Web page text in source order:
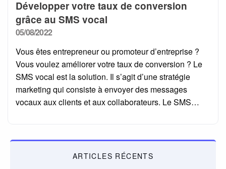
Développer votre taux de conversion
grâce au SMS vocal
Posted
05/08/2022
Vous êtes entrepreneur ou promoteur d’entreprise ?
Vous voulez améliorer votre taux de conversion ? Le
SMS vocal est la solution. Il s’agit d’une stratégie
marketing qui consiste à envoyer des messages
vocaux aux clients et aux collaborateurs. Le SMS…
ARTICLES RÉCENTS